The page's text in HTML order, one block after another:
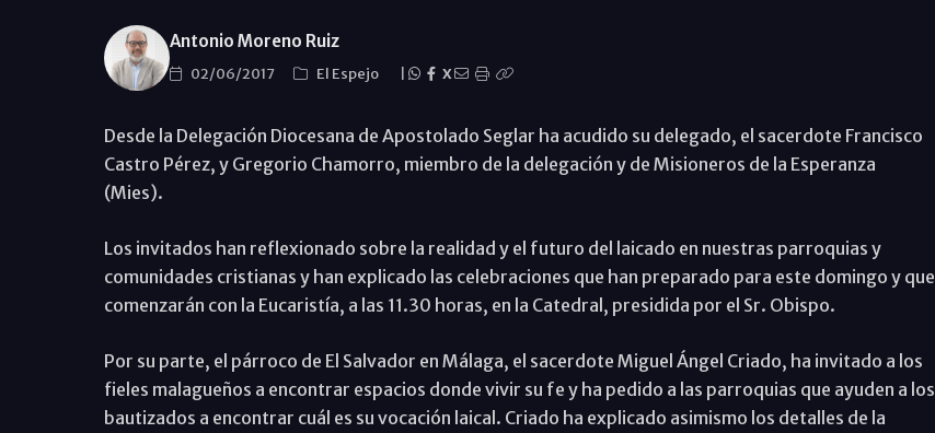
Antonio Moreno Ruiz
02/06/2017 El Espejo X
Desde la Delegación Diocesana de Apostolado Seglar ha acudido su delegado, el sacerdote Francisco
Castro Pérez, y Gregorio Chamorro, miembro de la delegación y de Misioneros de la Esperanza
(Mies).
Los invitados han reflexionado sobre la realidad y el futuro del laicado en nuestras parroquias y
comunidades cristianas y han explicado las celebraciones que han preparado para este domingo y que
comenzarán con la Eucaristía, a las 11.30 horas, en la Catedral, presidida por el Sr. Obispo.
Por su parte, el párroco de El Salvador en Málaga, el sacerdote Miguel Ángel Criado, ha invitado a los
fieles malagueños a encontrar espacios donde vivir su fe y ha pedido a las parroquias que ayuden a los
bautizados a encontrar cuál es su vocación laical. Criado ha explicado asimismo los detalles de la